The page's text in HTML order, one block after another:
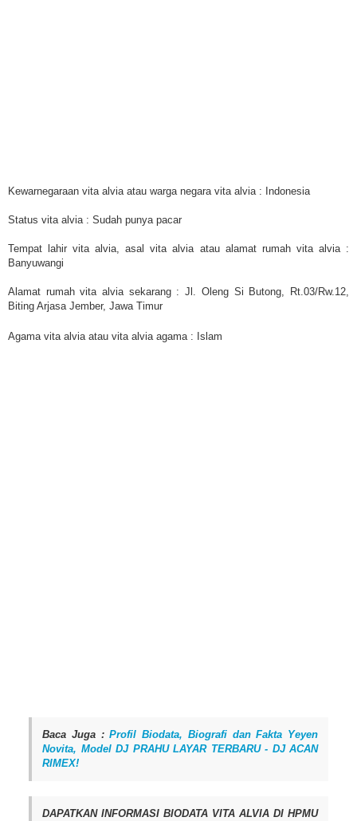
Kewarnegaraan vita alvia atau warga negara vita alvia : Indonesia
Status vita alvia : Sudah punya pacar
Tempat lahir vita alvia, asal vita alvia atau alamat rumah vita alvia :
Banyuwangi
Alamat rumah vita alvia sekarang : Jl. Oleng Si Butong, Rt.03/Rw.12,
Biting Arjasa Jember, Jawa Timur
Agama vita alvia atau vita alvia agama : Islam
Baca Juga :Profil Biodata, Biografi dan Fakta Yeyen
Novita, Model DJ PRAHU LAYAR TERBARU - DJ ACAN
RIMEX!
DAPATKAN INFORMASI BIODATA VITA ALVIA DI HPMU